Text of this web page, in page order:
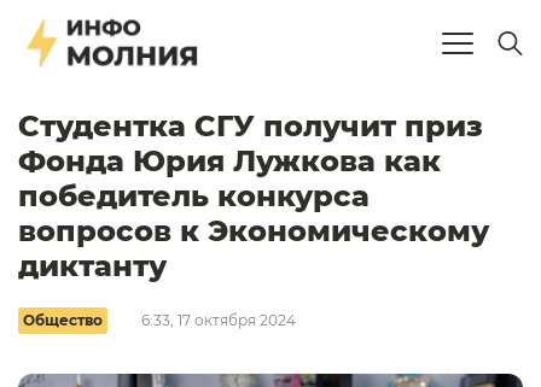
Студентка СГУ получит приз
Фонда Юрия Лужкова как
победитель конкурса
вопросов к Экономическому
диктанту
Общество 6:33, 17 октября 2024